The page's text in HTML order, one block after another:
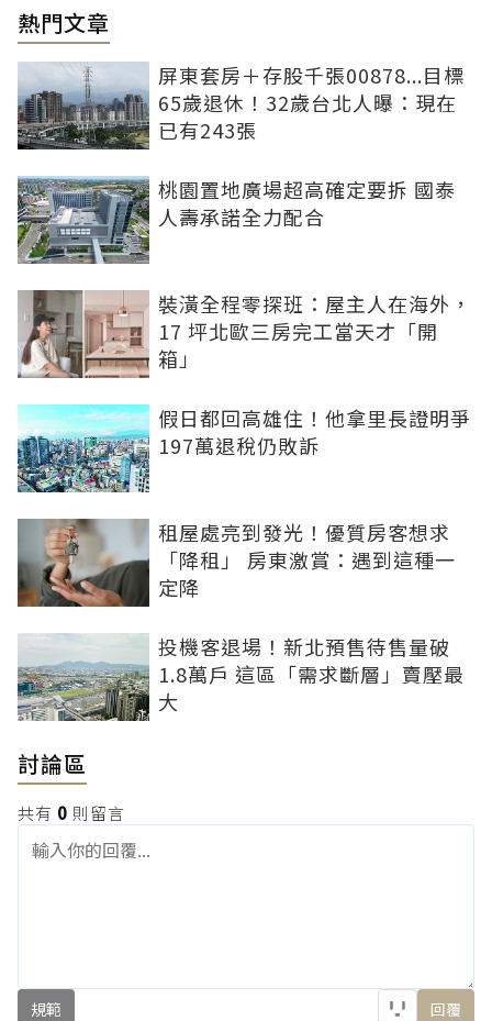
熱門文章
屏東套房＋存股千張00878...目標
65歲退休！32歲台北人曝：現在
已有243張
桃園置地廣場超高確定要拆 國泰
人壽承諾全力配合
裝潢全程零探班：屋主人在海外，
17 坪北歐三房完工當天才「開
箱」
假日都回高雄住！他拿里長證明爭
197萬退稅仍敗訴
租屋處亮到發光！優質房客想求
「降租」 房東激賞：遇到這種一
定降
投機客退場！新北預售待售量破
1.8萬戶 這區「需求斷層」賣壓最
大
討論區
共有 0 則留言
規範 回覆